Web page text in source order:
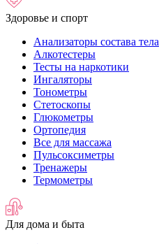
Здоровье и спорт
Анализаторы состава тела
Алкотестеры
Тесты на наркотики
Ингаляторы
Тонометры
Стетоскопы
Глюкометры
Ортопедия
Все для массажа
Пульсоксиметры
Тренажеры
Термометры
Для дома и быта